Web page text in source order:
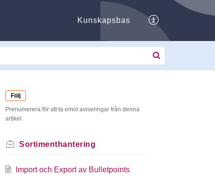
Kunskapsbas
Följ
Prenumerera för att ta emot aviseringar från denna
artikel.
Sortimenthantering
Import och Export av Bulletpoints